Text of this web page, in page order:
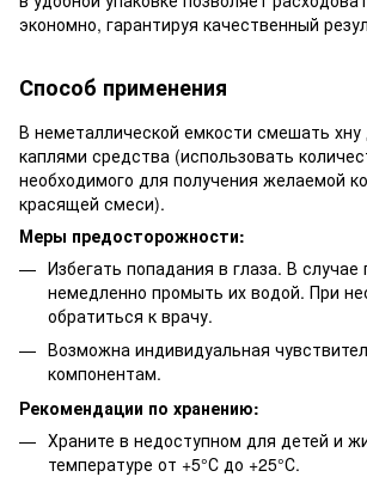
экономно, гарантируя качественный
Способ применения
В неметаллической емкости смешать
каплями средства (использовать
необходимого для получения желаемой
красящей смеси).
Меры предосторожности:
Избегать попадания в глаза. В случае
немедленно промыть их водой. При
обратиться к врачу.
Возможна индивидуальная
компонентам.
Рекомендации по хранению:
Храните в недоступном для детей и
температуре от +5°С до +25°С.